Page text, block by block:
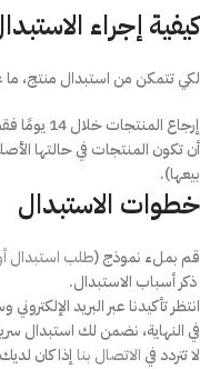
كيفية إجراء
لكي تتمكن من استبدال منتج، ما
إرجاع المنتجات خلال 14 يومًا فقط من تاريخ الاستلام.
أن تكون المنتجات في حالتها
بيعها).
خطوات الاستبدال
قم بملء نموذج (طلب استبدال
ذكر أسباب الاستبدال.
انتظر تأكيدنا عبر البريد
في النهاية، نضمن لك استبدال
لا تتردد في الاتصال بنا إذا كان